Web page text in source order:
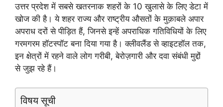
उत्तर प्रदेश में सबसे खतरनाक शहरों के 10 खुलासे के लिए डेटा में
खोज की है। ये शहर राज्य और राष्ट्रीय औसतों के मुक़ाबले अपार
अपराध दरों से पीड़ित हैं, जिनसे इन्हें अपराधिक गतिविधियों के लिए
गरमगरम हॉटस्पॉट बना दिया गया है। क्लीवलैंड से व्हाइटहॉल तक,
इन क्षेत्रों में रहने वाले लोग गरीबी, बेरोज़गारी और दवा संबंधी मुद्दों
से जुझ रहे हैं।
विषय सूची